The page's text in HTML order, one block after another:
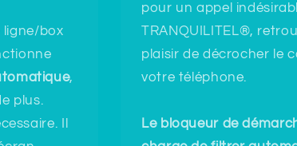
ligne/box
,
plus.
Il
pour un appel
TRANQUILITEL®,
plaisir de décrocher le
votre téléphone.
Le bloqueur de